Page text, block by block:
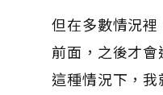
但在多數情況
前面，之後才會
這種情況下，